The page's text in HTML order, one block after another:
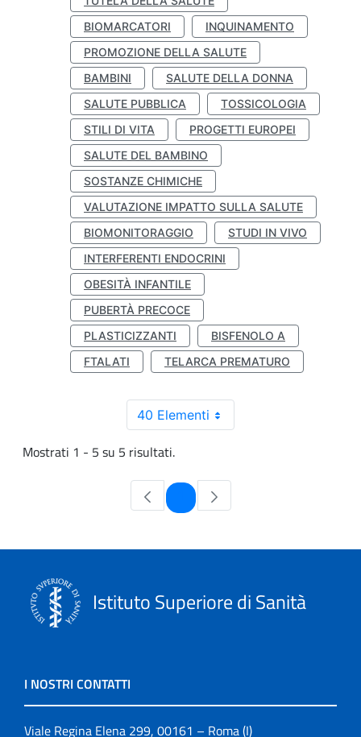
BIOMARCATORI
INQUINAMENTO
PROMOZIONE DELLA SALUTE
BAMBINI
SALUTE DELLA DONNA
SALUTE PUBBLICA
TOSSICOLOGIA
STILI DI VITA
PROGETTI EUROPEI
SALUTE DEL BAMBINO
SOSTANZE CHIMICHE
VALUTAZIONE IMPATTO SULLA SALUTE
BIOMONITORAGGIO
STUDI IN VIVO
INTERFERENTI ENDOCRINI
OBESITÀ INFANTILE
PUBERTÀ PRECOCE
PLASTICIZZANTI
BISFENOLO A
FTALATI
TELARCA PREMATURO
40 Elementi
Mostrati 1 - 5 su 5 risultati.
Pagina
Istituto Superiore di Sanità
I NOSTRI CONTATTI
Viale Regina Elena 299, 00161 – Roma (I)